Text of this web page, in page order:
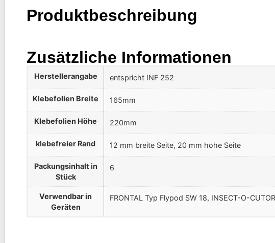
Produktbeschreibung
Zusätzliche Informationen
Herstellerangabe entspricht INF 252
Klebefolien Breite 165mm
Klebefolien Höhe 220mm
klebefreier Rand 12 mm breite Seite, 20 mm hohe Seite
Packungsinhalt in
Stück
6
Verwendbar in
Geräten
FRONTAL Typ Flypod SW 18, INSECT-O-